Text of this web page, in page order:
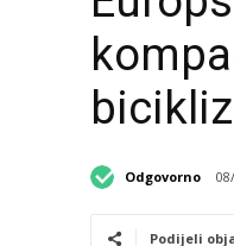
Odgovorno
Podijeli